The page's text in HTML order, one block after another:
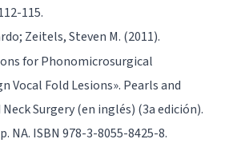
115.
Zeitels, Steven M. (2011).
for Phonomicrosurgical
Vocal Fold Lesions». Pearls and
Surgery (en inglés) (3a edición).
NA. ISBN 978-3-8055-8425-8.